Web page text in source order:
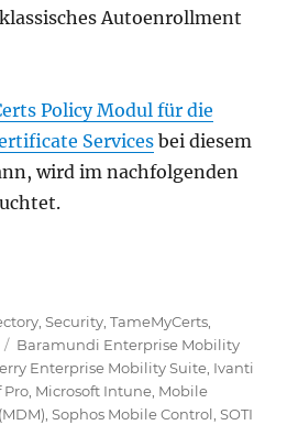
Autoenrollment
Policy Modul für die
Services bei diesem
wird im nachfolgenden
(SID) Zertifikaterweiterung
,Security,TameMyCerts,
Schlagwörter
Baramundi Enterprise Mobility
Enterprise Mobility Suite, Ivanti
Pro, Microsoft Intune, Mobile
,Sophos Mobile Control,SOTI